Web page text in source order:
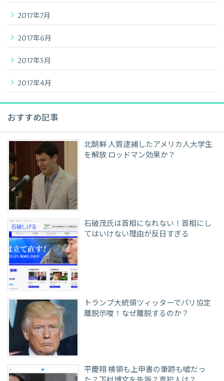
2017年7月
2017年6月
2017年5月
2017年4月
おすすめ記事
北朝鮮 人質逮捕したアメリカ人大学生
を解放 ロッドマン効果か？
石破茂氏は首相になれない！首相にし
てはいけない理由が反日すぎる
トランプ大統領ツィッターでパリ協定
離脱示唆！なぜ離脱するのか？
平慶翔 横領も上申書の筆跡も嘘だっ